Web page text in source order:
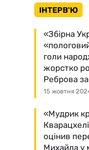
ІНТЕРВ'Ю
15 жовтня
«Збірна
голи
жорстко
Реброва
«Мудрик
оцінив
Михайла у